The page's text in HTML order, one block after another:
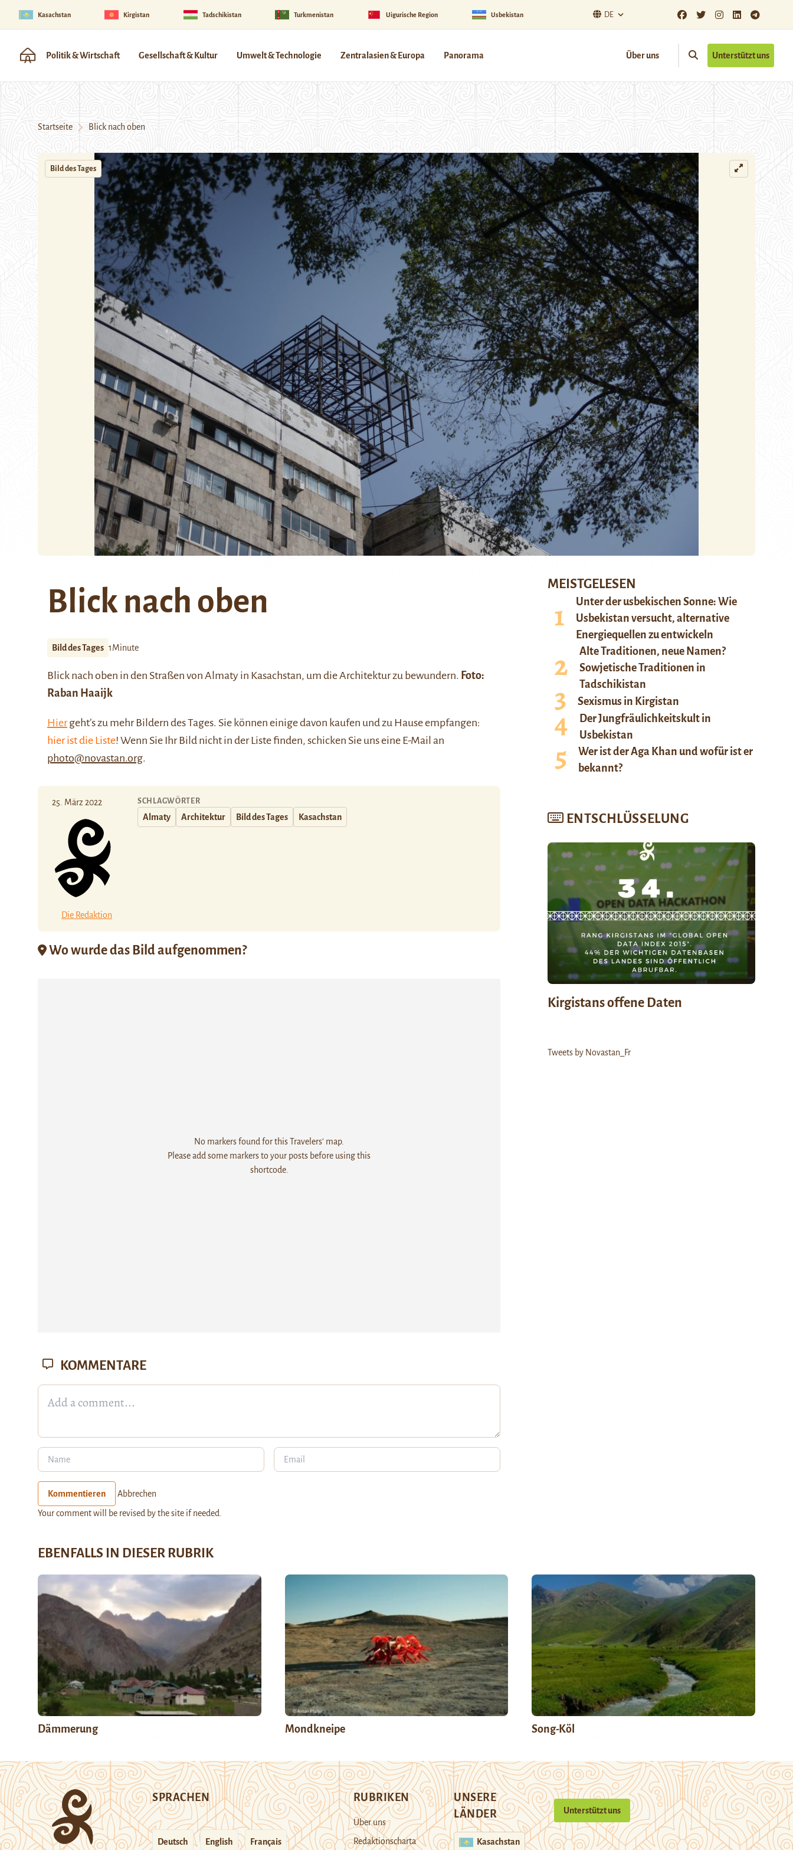
Kasachstan Kirgistan Tadschikistan Turkmenistan Uigurische Region Usbekistan DE
Politik & Wirtschaft Gesellschaft & Kultur Umwelt & Technologie Zentralasien & Europa Panorama Über uns Unterstützt uns
Startseite Blick nach oben
Bild des Tages
Blick nach oben
Bild des Tages 1Minute
Blick nach oben in den Straßen von Almaty in Kasachstan, um die Architektur zu bewundern. Foto:
Raban Haaijk
Hiergeht’s zu mehr Bildern des Tages. Sie können einige davon kaufen und zu Hause empfangen:
hier ist die Liste! Wenn Sie Ihr Bild nicht in der Liste finden, schicken Sie uns eine E-Mail an
photo@novastan.org.
25. März 2022
Die Redaktion
SCHLAGWÖRTER
Almaty Architektur Bild des Tages Kasachstan
Wo wurde das Bild aufgenommen?
No markers found for this Travelers' map.
Please add some markers to your posts before using this
shortcode.
MEISTGELESEN
Unter der usbekischen Sonne: Wie
Usbekistan versucht, alternative
Energiequellen zu entwickeln
Alte Traditionen, neue Namen?
Sowjetische Traditionen in
Tadschikistan
Sexismus in Kirgistan
Der Jungfräulichkeitskult in
Usbekistan
Wer ist der Aga Khan und wofür ist er
bekannt?
ENTSCHLÜSSELUNG
Kirgistans offene Daten
Tweets by Novastan_Fr
KOMMENTARE
Kommentieren Abbrechen
Your comment will be revised by the site if needed.
EBENFALLS IN DIESER RUBRIK
Dämmerung Mondkneipe Song-Köl
SPRACHEN
Deutsch English Français
RUBRIKEN
Über uns
Redaktionscharta
UNSERE
LÄNDER
Kasachstan
Unterstützt uns